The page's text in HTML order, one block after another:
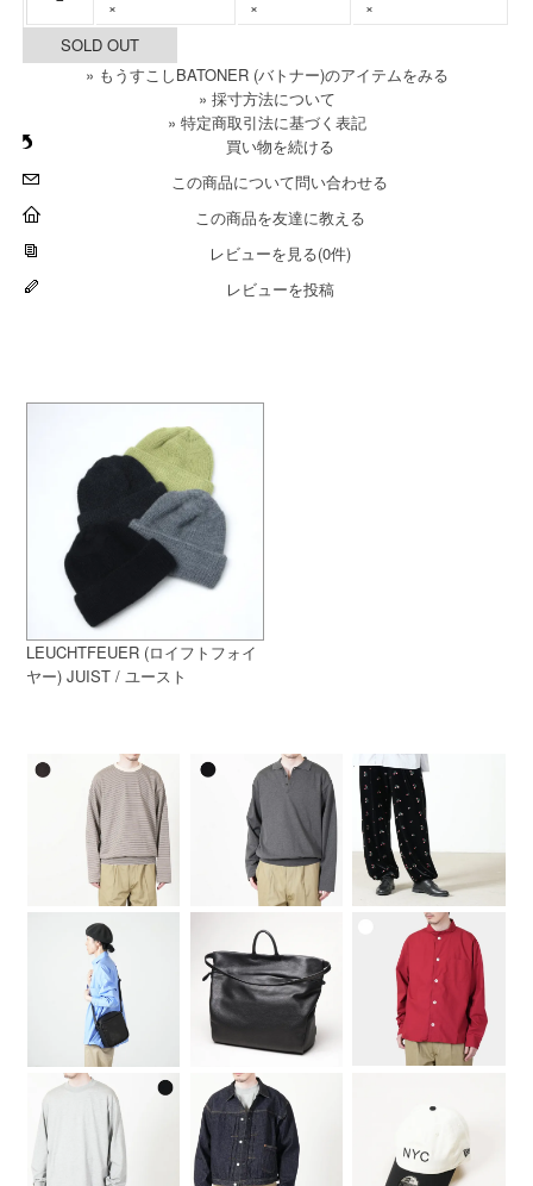
» 採寸方法について
» 特定商取引法に基づく表記
買い物を続ける
この商品について問い合わせる
この商品を友達に教える
レビューを見る(0件)
レビューを投稿
× × ×
SOLD OUT
» もうすこしBATONER (バトナー)のアイテムをみる
LEUCHTFEUER (ロイフトフォイ
ヤー) JUIST / ユースト